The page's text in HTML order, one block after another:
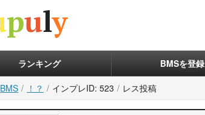
ランキング BMSを登録
BMS ！？ インプレID: 523 レス投稿